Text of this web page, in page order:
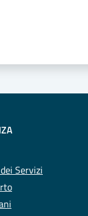
Servizi